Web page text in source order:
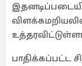
பாதிக்கப்பட்ட